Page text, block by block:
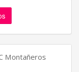
Montañeros